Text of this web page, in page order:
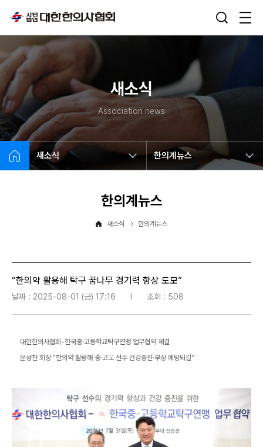
새소식
Association news
새소식 한의계뉴스
한의계뉴스
새소식 한의계뉴스
“한의약 활용해 탁구 꿈나무 경기력 향상 도모”
날짜 : 2025-08-01 (금) 17:16 조회 : 508
대한한의사협회-한국중·고등학교탁구연맹 업무협약 체결
윤성찬 회장 “한의약 활용해 중·고교 선수 건강증진·부상 예방되길”